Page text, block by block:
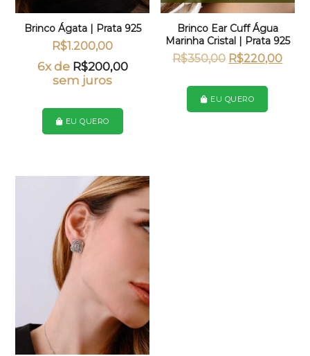
Brinco Ágata | Prata 925
R$1.200,00
6x de R$200,00
sem juros
EU QUERO
Brinco Ear Cuff Água
Marinha Cristal | Prata 925
R$350,00 O
original
era:
R$350,00.
R$220,00O
EU QUERO